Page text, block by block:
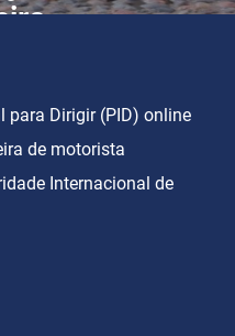
para Dirigir (PID) online
de motorista
Internacional de